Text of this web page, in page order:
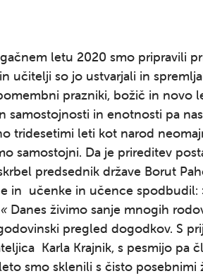
letu 2020 smo pripravili
učitelji so jo ustvarjali in
prazniki, božič in novo
samostojnosti in enotnosti pa
tridesetimi leti kot narod
samostojni. Da je prireditev
predsednik države Borut
in učenke in učence spodbudil:
Danes živimo sanje mnogih
pregled dogodkov. S
Karla Krajnik, s pesmijo pa
smo sklenili s čisto posebnimi